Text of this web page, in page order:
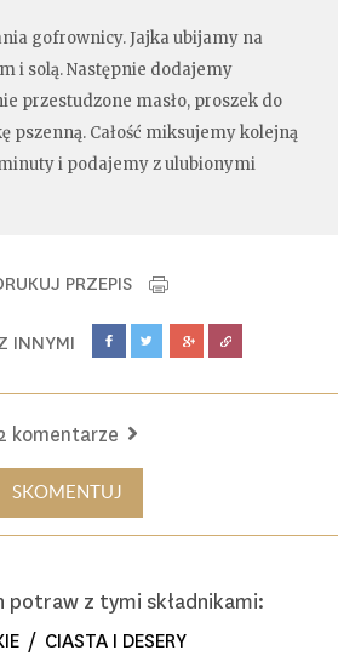
gofrownicy. Jajka ubijamy na
i solą. Następnie dodajemy
przestudzone masło, proszek do
pszenną. Całość miksujemy kolejną
i podajemy z ulubionymi
PRZEPIS
INNYMI
komentarze
SKOMENTUJ
potraw z tymi składnikami:
/ CIASTA I DESERY